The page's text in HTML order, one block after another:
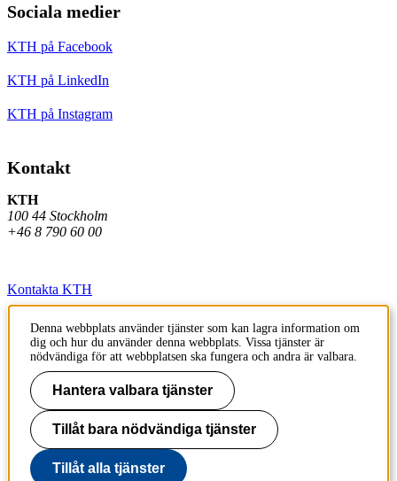
Sociala medier
KTH på Facebook
KTH på LinkedIn
KTH på Instagram
Kontakt
KTH
100 44 Stockholm
+46 8 790 60 00
Kontakta KTH
Jobba på KTH
Press och media
Faktura och betalning KTH
Om KTH:s webbplatser
Tillgänglighetsredogörelse
Denna webbplats använder tjänster som kan lagra information om
dig och hur du använder denna webbplats. Vissa tjänster är
nödvändiga för att webbplatsen ska fungera och andra är valbara.
Hantera valbara tjänster
Tillåt bara nödvändiga tjänster
Tillåt alla tjänster